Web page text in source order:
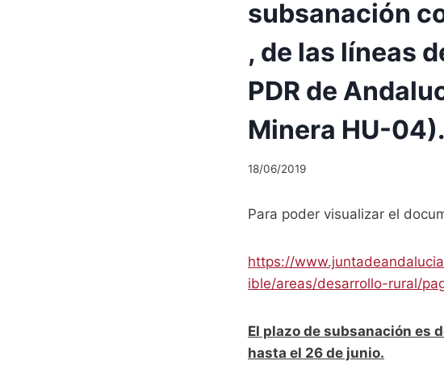
subsanación
, de las líneas
PDR de
Minera HU-04).
18/06/2019
Para poder visualizar el
https://
ible/areas/desarrollo-rural/
El plazo de subsanación es
hasta el 26 de junio.